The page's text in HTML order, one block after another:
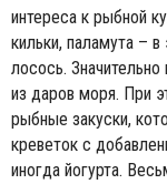
интереса к рыбной
кильки, паламута –
лосось.
из даров моря. При
рыбные закуски,
креветок с
иногда йогурта.